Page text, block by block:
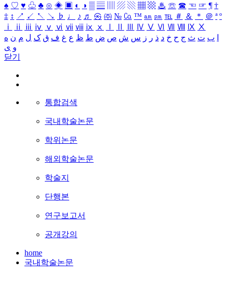
♠ ♡ ♥ ♧ ♣ ⊙ ◈ ▣ ◐ ◑ ▒ ▤ ▨ ▧ ▦ ▩ ♨ ☏ ☎ ☜ ☞ ¶ †
‡ ↕ ↗ ↙ ↖ ↘ ♭ ♩ ♪ ♬ ㉿ ㈜ № ㏇ ™ ㏂ ㏘ ℡ ＃ ＆ ＊ ＠ ª º
ⅰ
ⅱ ⅲ ⅳ ⅴ ⅵ ⅶ ⅷ ⅸ ⅹ Ⅳ Ⅴ Ⅵ Ⅶ Ⅷ Ⅸ Ⅹ
ب ت ث ج ح خ د ذ ر ز س ش ص ض ط ظ ع غ ف ق ک ل م ن ه
و ی
닫기
통합검색
국내학술논문
학위논문
해외학술논문
학술지
단행본
연구보고서
공개강의
home
국내학술논문